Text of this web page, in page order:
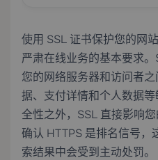
使用 SSL 证书保护您的网
严肃在线业务的基本要求
您的网络服务器和访问者
据、支付详情和个人数据
全性之外，SSL 直接影响
确认 HTTPS 是排名信号，
索结果中会受到主动处罚。